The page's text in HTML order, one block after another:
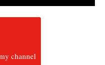
channel